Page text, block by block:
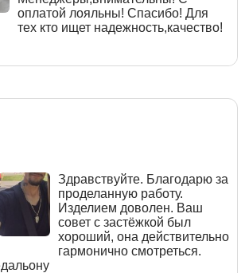
оплатой лояльны! Спасибо! Для
тех кто ищет надежность,качество!
Здравствуйте. Благодарю за
проделанную работу.
Изделием доволен. Ваш
совет с застёжкой был
хороший, она действительно
гармонично смотреться.